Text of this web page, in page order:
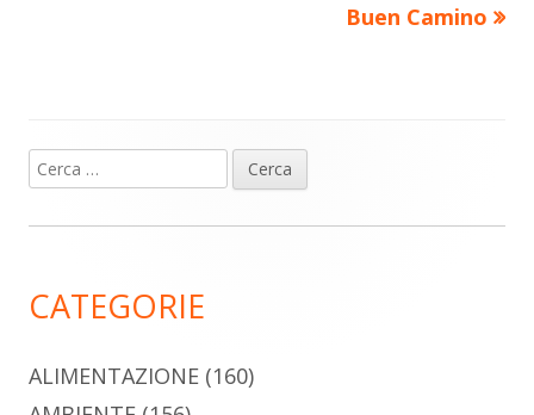
Buen Camino
Barra
laterale
Ricerca
per:
CATEGORIE
ALIMENTAZIONE (160)